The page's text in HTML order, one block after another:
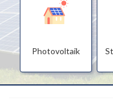
Photovoltaik